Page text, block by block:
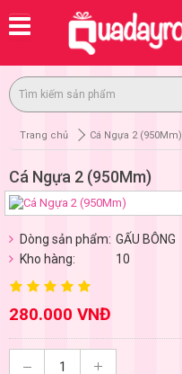
Trang chủ Cá Ngựa 2 (950Mm)
Cá Ngựa 2 (950Mm)
Dòng sản phẩm: GẤU BÔNG
Kho hàng:
10
280.000 VNĐ